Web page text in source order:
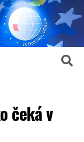
čeká v